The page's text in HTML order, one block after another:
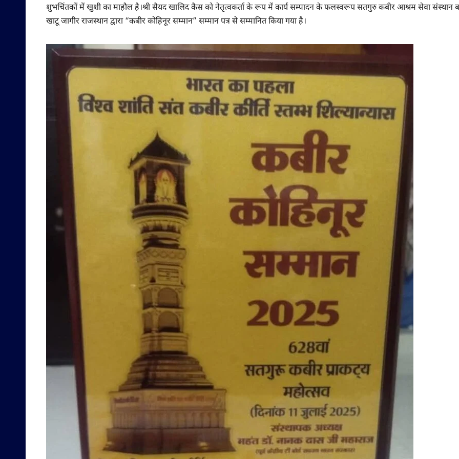
शुभचिंतकों में खुशी का माहौल है।श्री सैयद खालिद कैस को नेतृत्वकर्ता के रूप में कार्य सम्पादन के फलस्वरूप सतगुरु कबीर आश्रम सेवा संस्थान
खाटू जागीर राजस्थान द्वारा “कबीर कोहिनूर सम्मान” सम्मान पत्र से सम्मानित किया गया है।